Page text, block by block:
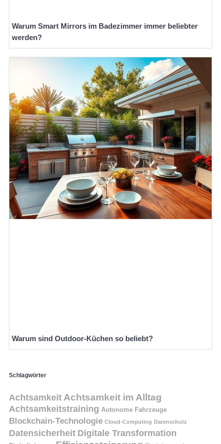
Warum Smart Mirrors im Badezimmer immer beliebter
werden?
Warum sind Outdoor-Küchen so beliebt?
Schlagwörter
Achtsamkeit Achtsamkeit im Alltag
Achtsamkeitstraining Autonome Fahrzeuge
Blockchain-Technologie Cloud-Computing Datenschutz
Datensicherheit Digitale Transformation